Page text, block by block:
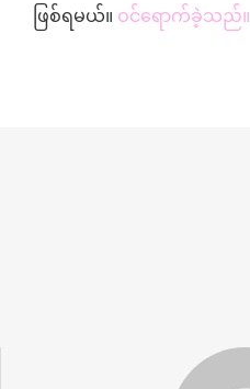
ဖြစ်ရမယ်။ ဝင်ရောက်ခဲ့သည်။